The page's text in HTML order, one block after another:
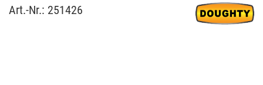
Art.-Nr.: 251426